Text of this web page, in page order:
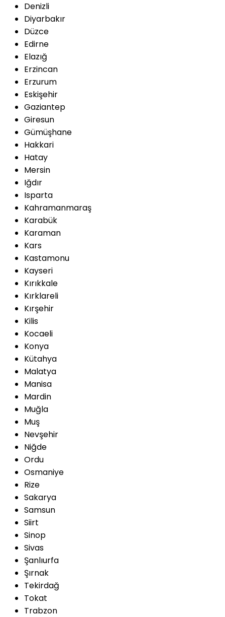
Denizli
Diyarbakır
Düzce
Edirne
Elazığ
Erzincan
Erzurum
Eskişehir
Gaziantep
Giresun
Gümüşhane
Hakkari
Hatay
Mersin
Iğdır
Isparta
Kahramanmaraş
Karabük
Karaman
Kars
Kastamonu
Kayseri
Kırıkkale
Kırklareli
Kırşehir
Kilis
Kocaeli
Konya
Kütahya
Malatya
Manisa
Mardin
Muğla
Muş
Nevşehir
Niğde
Ordu
Osmaniye
Rize
Sakarya
Samsun
Siirt
Sinop
Sivas
Şanlıurfa
Şırnak
Tekirdağ
Tokat
Trabzon